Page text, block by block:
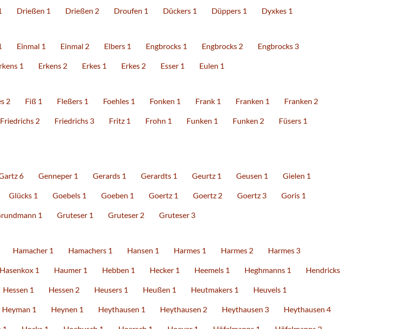
Drießen 1 Drießen 2 Droufen 1 Dückers 1 Düppers 1 Dyxkes 1
Einmal 1 Einmal 2 Elbers 1 Engbrocks 1 Engbrocks 2 Engbrocks 3
1 Erkens 2 Erkes 1 Erkes 2 Esser 1 Eulen 1
2 Fiß 1 Fleßers 1 Foehles 1 Fonken 1 Frank 1 Franken 1 Franken 2
Friedrichs 2 Friedrichs 3 Fritz 1 Frohn 1 Funken 1 Funken 2 Füsers 1
6 Genneper 1 Gerards 1 Gerardts 1 Geurtz 1 Geusen 1 Gielen 1
Glücks 1 Goebels 1 Goeben 1 Goertz 1 Goertz 2 Goertz 3 Goris 1
1 Gruteser 1 Gruteser 2 Gruteser 3
Hamacher 1 Hamachers 1 Hansen 1 Harmes 1 Harmes 2 Harmes 3
Hasenkox 1 Haumer 1 Hebben 1 Hecker 1 Heemels 1 Heghmanns 1 Hendricks
Hessen 1 Hessen 2 Heusers 1 Heußen 1 Heutmakers 1 Heuvels 1
Heyman 1 Heynen 1 Heythausen 1 Heythausen 2 Heythausen 3 Heythausen 4